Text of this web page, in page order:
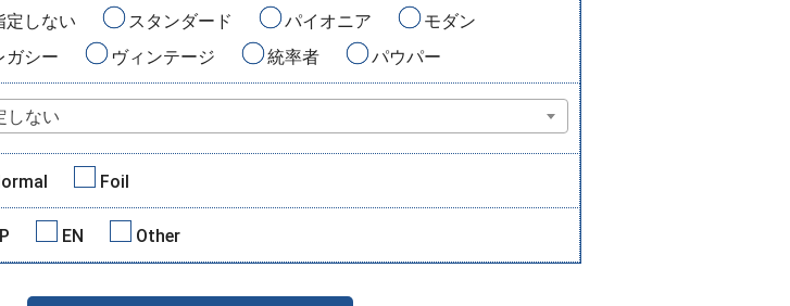
定しない スタンダード パイオニア
モダン
ガシー
ヴィンテージ 統率者 パウパー
しない
Foil
EN Other